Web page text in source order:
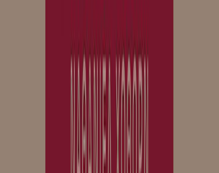
Η Έστερ Πριν, παντρεμένη με έναν κατά πολύ μεγαλύτερό της και
άσχημο άντρα, μετακομίζει σε μια νεοϊδρυθείσα αποικία στη
Βοστόνη. Κατά τη δίχρονη απουσία του συζύγου της στην Ευρώπη,